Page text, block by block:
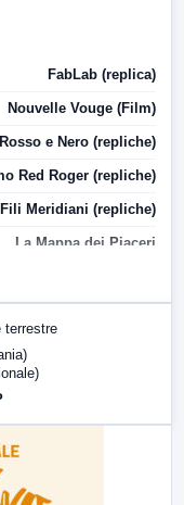
FabLab (replica)
Nouvelle Vouge (Film)
Rosso e Nero (repliche)
Red Roger (repliche)
Fili Meridiani (repliche)
La Mappa dei Piaceri
terrestre